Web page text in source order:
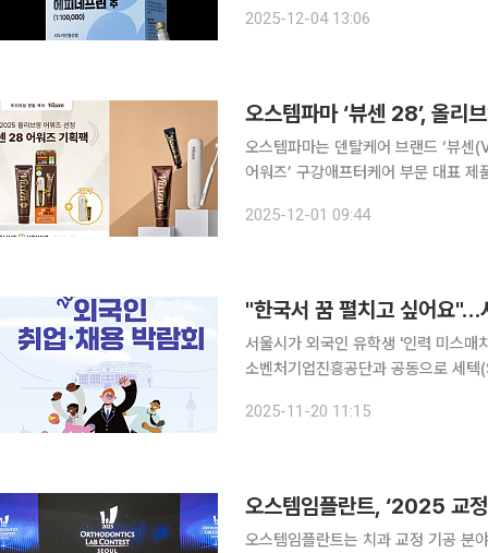
100000 비율의 제품은 지난 46년간
2025-12-04 13:06
오스템파마 ‘뷰센 28’, 올리
오스템파마는 덴탈케어 브랜드 ‘뷰센(Vussen)’의 치아미백제 제품 ‘뷰센 28’이 ‘2025 올리브영
어워즈’ 구강애프터케어 부문 대표 제품으로 선정됐
의 K뷰티·웰니스 상품을 발표했다. 뷰
2025-12-01 09:44
"한국서 꿈 펼치고 싶어요
서울시가 외국인 유학생 '인력 미스매치' 현상
소벤처기업진흥공단과 공동으로 세
2025-11-20 11:15
오스템임플란트, ‘2025 교
오스템임플란트는 치과 교정 기공 분